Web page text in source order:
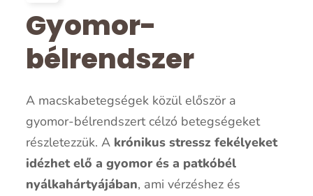
Gyomor-
bélrendszer
A macskabetegségek közül először a
gyomor-bélrendszert célzó betegségeket
részletezzük. A krónikus stressz fekélyeket
idézhet elő a gyomor és a patkóbél
nyálkahártyájában, ami vérzéshez és